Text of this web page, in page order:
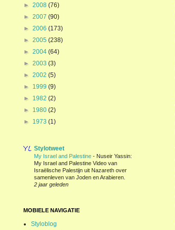
► 2008 (76)
► 2007 (90)
► 2006 (173)
► 2005 (238)
► 2004 (64)
► 2003 (3)
► 2002 (5)
► 1999 (9)
► 1982 (2)
► 1980 (2)
► 1973 (1)
Stylotweet
My Israel and Palestine - Nuseir Yassin:
My Israel and Palestine Video van
Israëlische Palestijn uit Nazareth over
samenleven van Joden en Arabieren.
2 jaar geleden
MOBIELE NAVIGATIE
Styloblog